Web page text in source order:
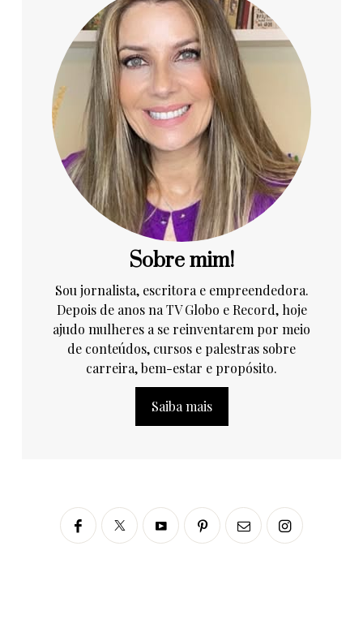
Sobre mim!
Sou jornalista, escritora e empreendedora.
Depois de anos na TV Globo e Record, hoje
ajudo mulheres a se reinventarem por meio
de conteúdos, cursos e palestras sobre
carreira, bem-estar e propósito.
Saiba mais